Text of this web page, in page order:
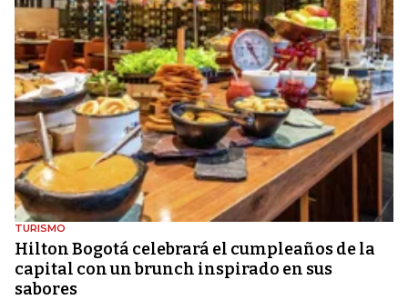
TURISMO
Hilton Bogotá celebrará el cumpleaños de la
capital con un brunch inspirado en sus
sabores